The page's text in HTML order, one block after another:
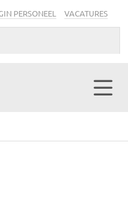
PERSONEEL VACATURES